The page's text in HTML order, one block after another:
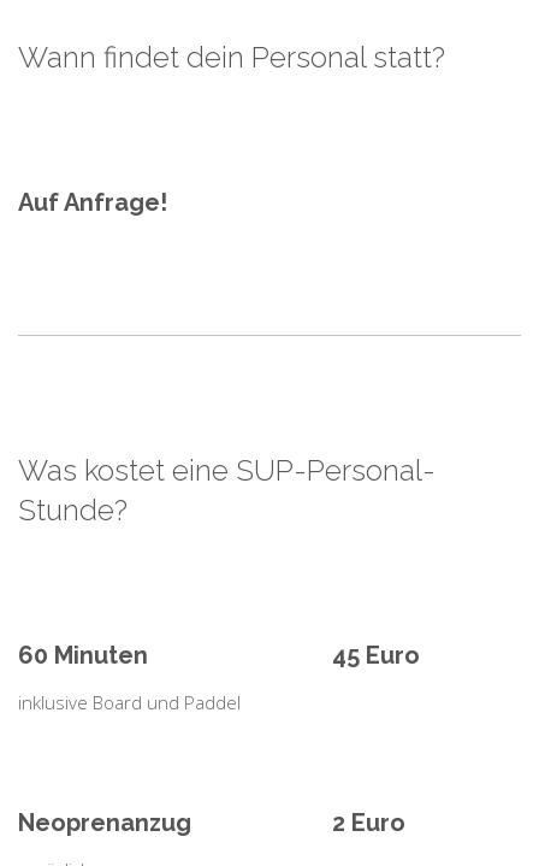
Wann findet dein Personal statt?
Auf Anfrage!
Was kostet eine SUP-Personal-
Stunde?
60 Minuten
inklusive Board und Paddel
45 Euro
Neoprenanzug 2 Euro